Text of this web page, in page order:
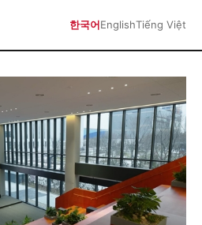
한국어EnglishTiếng Việt